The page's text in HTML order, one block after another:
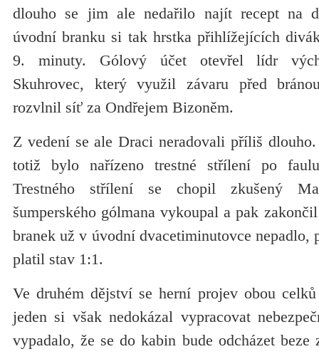
dlouho se jim ale nedařilo najít recept na
úvodní branku si tak hrstka přihlížejících
9. minuty. Gólový účet otevřel lídr
Skuhrovec, který využil závaru před
rozvlnil síť za Ondřejem Bizoněm.
Z vedení se ale Draci neradovali příliš
totiž bylo nařízeno trestné střílení po
Trestného střílení se chopil zkušený
šumperského gólmana vykoupal a pak
branek už v úvodní dvacetiminutovce nepadlo,
platil stav 1:1.
Ve druhém dějství se herní projev obou
jeden si však nedokázal vypracovat
vypadalo, že se do kabin bude odcházet beze